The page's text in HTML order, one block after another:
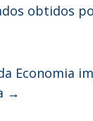
obtidos
Economia
→